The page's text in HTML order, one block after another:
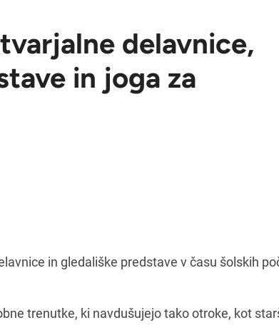
delavnice,
in joga za
in gledališke predstave v času šolskih
trenutke, ki navdušujejo tako otroke, kot